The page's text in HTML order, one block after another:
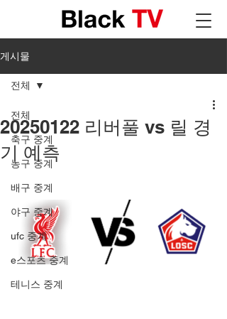
게시물
전체
축구 중계
농구 중계
배구 중계
야구 중계
ufc 중계
e스포츠 중계
테니스 중계
전체
20250122 리버풀 vs 릴 경
기 예측